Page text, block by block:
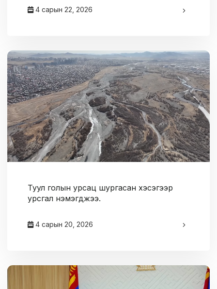
4 сарын 22, 2026
Туул голын урсац шургасан хэсэгээр
урсгал нэмэгджээ.
4 сарын 20, 2026